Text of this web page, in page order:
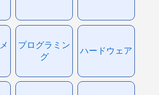
プログラミン
グ
ハードウェア